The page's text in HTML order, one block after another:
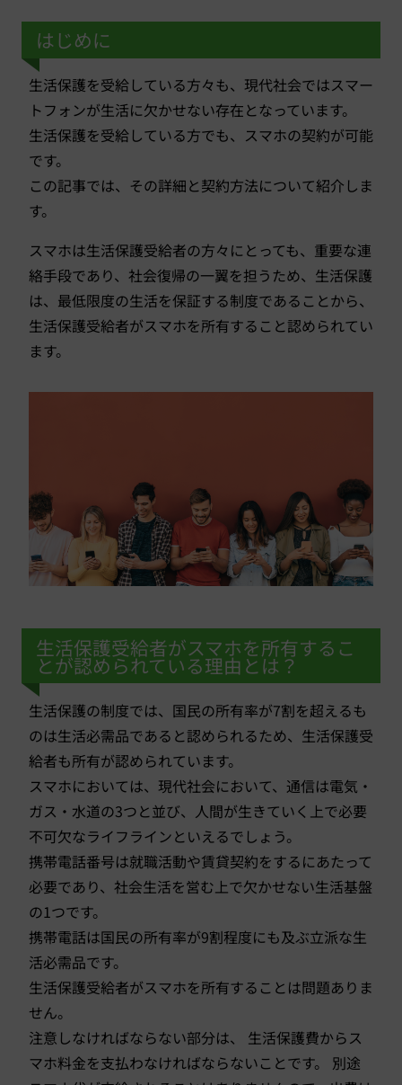
はじめに
生活保護を受給している方々も、現代社会ではスマー
トフォンが生活に欠かせない存在となっています。
生活保護を受給している方でも、スマホの契約が可能
です。
この記事では、その詳細と契約方法について紹介しま
す。
スマホは生活保護受給者の方々にとっても、重要な連
絡手段であり、社会復帰の一翼を担うため、生活保護
は、最低限度の生活を保証する制度であることから、
生活保護受給者がスマホを所有すること認められてい
ます。
生活保護受給者がスマホを所有するこ
とが認められている理由とは？
生活保護の制度では、国民の所有率が7割を超えるも
のは生活必需品であると認められるため、生活保護受
給者も所有が認められています。
スマホにおいては、現代社会において、通信は電気・
ガス・水道の3つと並び、人間が生きていく上で必要
不可欠なライフラインといえるでしょう。
携帯電話番号は就職活動や賃貸契約をするにあたって
必要であり、社会生活を営む上で欠かせない生活基盤
の1つです。
携帯電話は国民の所有率が9割程度にも及ぶ立派な生
活必需品です。
生活保護受給者がスマホを所有することは問題ありま
せん。
注意しなければならない部分は、 生活保護費からス
マホ料金を支払わなければならないことです。 別途